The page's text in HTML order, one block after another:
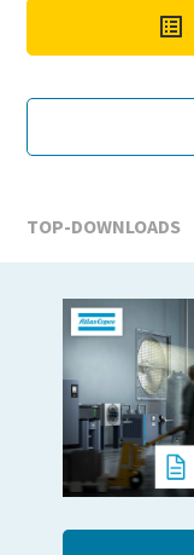
Alle Produkte von
unseren
Jetzt per
Jetzt
TOP-DOWNLOADS